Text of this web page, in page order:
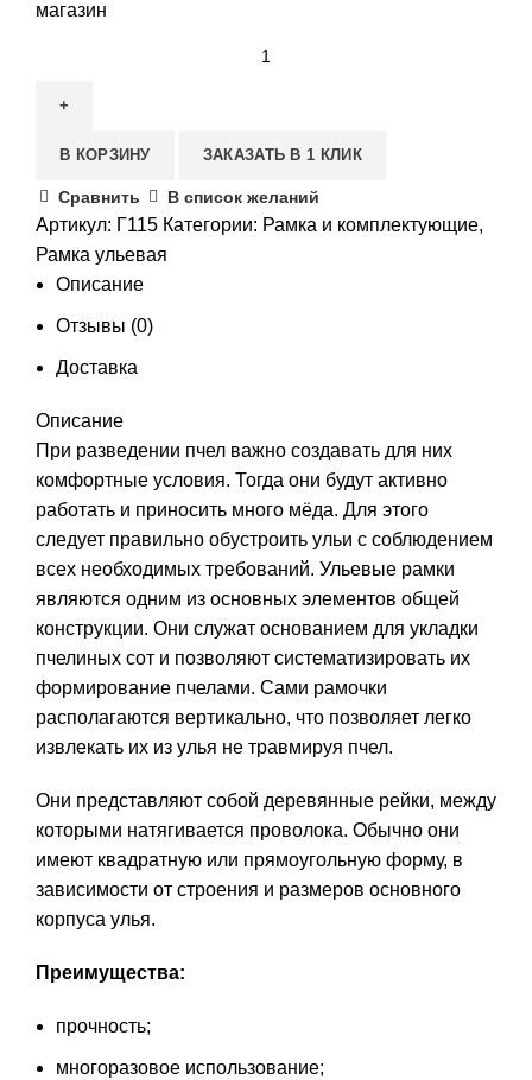
магазин
В КОРЗИНУ ЗАКАЗАТЬ В 1 КЛИК
Сравнить В список желаний
Артикул: Г115 Категории: Рамка и комплектующие,
Рамка ульевая
Описание
Отзывы (0)
Доставка
Описание
При разведении пчел важно создавать для них
комфортные условия. Тогда они будут активно
работать и приносить много мёда. Для этого
следует правильно обустроить ульи с соблюдением
всех необходимых требований. Ульевые рамки
являются одним из основных элементов общей
конструкции. Они служат основанием для укладки
пчелиных сот и позволяют систематизировать их
формирование пчелами. Сами рамочки
располагаются вертикально, что позволяет легко
извлекать их из улья не травмируя пчел.
Они представляют собой деревянные рейки, между
которыми натягивается проволока. Обычно они
имеют квадратную или прямоугольную форму, в
зависимости от строения и размеров основного
корпуса улья.
Преимущества:
прочность;
многоразовое использование;